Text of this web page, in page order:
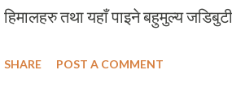
हिमालहरु तथा यहाँ पाइने बहुमुल्य
SHARE POST A COMMENT